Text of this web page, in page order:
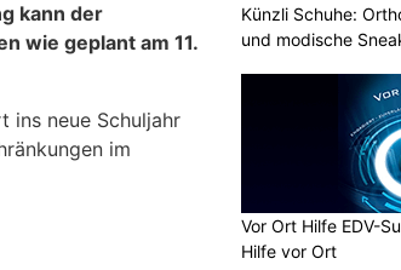
kann der
wie geplant am 11.
ins neue Schuljahr
im
Künzli Schuhe:
und modische
Vor Ort Hilfe EDV-
Hilfe vor Ort